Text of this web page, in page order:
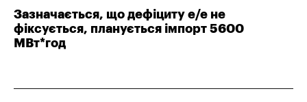
Зазначається, що дефіциту е/е не
фіксується, планується імпорт 5600
МВт*год